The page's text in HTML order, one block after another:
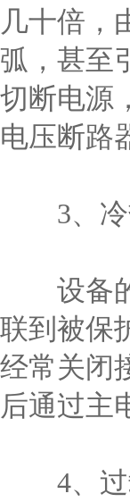
几十倍，
弧，甚至
切断电源
电压断路
3、冷
设备的
联到被保
经常关闭
后通过主
4、过